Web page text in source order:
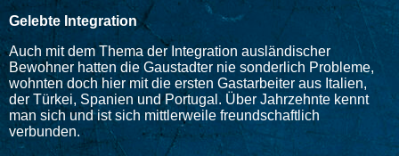
Gelebte Integration
Auch mit dem Thema der Integration ausländischer
Bewohner hatten die Gaustadter nie sonderlich Probleme,
wohnten doch hier mit die ersten Gastarbeiter aus Italien,
der Türkei, Spanien und Portugal. Über Jahrzehnte kennt
man sich und ist sich mittlerweile freundschaftlich
verbunden.